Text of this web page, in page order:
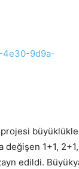
projesi
değişen 1+1,
edildi.